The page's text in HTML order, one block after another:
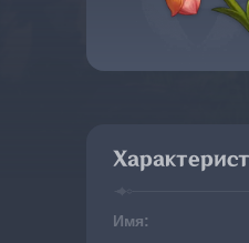
Имя: